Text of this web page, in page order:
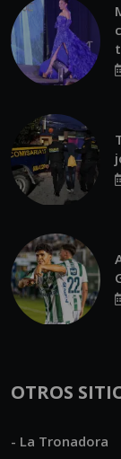
OTROS
- La Tronadora